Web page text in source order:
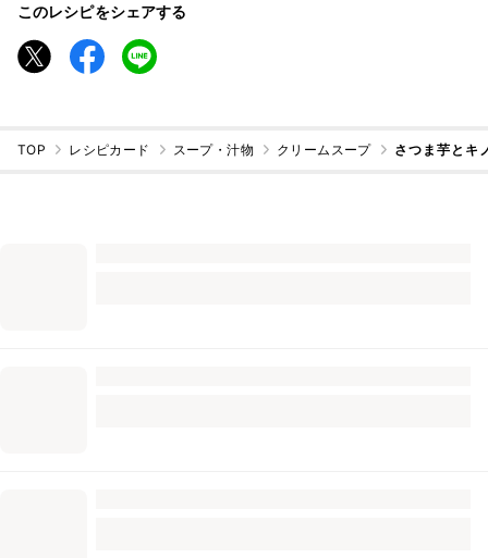
このレシピをシェアする
TOP レシピカード スープ・汁物 クリームスープ さつま芋とキ